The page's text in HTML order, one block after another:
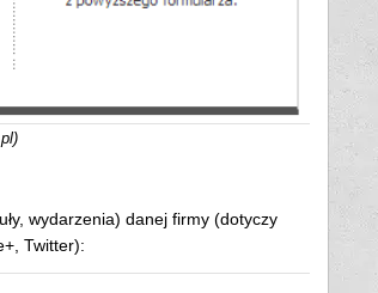
wydarzenia) danej firmy (dotyczy
Twitter):